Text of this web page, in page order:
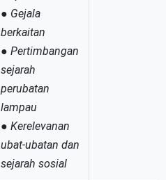
● Gejala
berkaitan
● Pertimbangan
sejarah
perubatan
lampau
● Kerelevanan
ubat-ubatan dan
sejarah sosial